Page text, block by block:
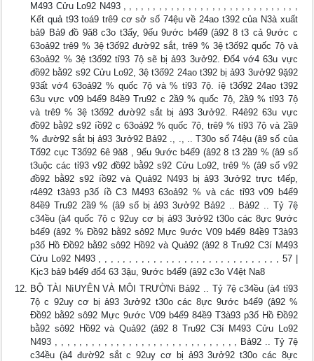
M493 Cửu Lo92 N493 , , , , , , , , , , , , , , , , , , , , , , , , , , , , , ,
Kết quả t93 toá9 trê9 cơ sở số 74ệu về 24ao t392 của N3à xuất
bả9 Bả9 đồ 9ă8 c3o t3ấy, 9ếu 9ước b4ể9 (â92 8 t3 cả 9ước c
63oả92 trê9 % 3ệ t3ố92 đườ92 sắt, trê9 % 3ệ t3ố92 quốc 7ộ và
63oả92 % 3ệ t3ố92 tỉ93 7ộ sẽ bị ả93 3ưở92. Đố4 vớ4 63u vực
đồ92 bằ92 s92 Cửu Lo92, 3ệ t3ố92 24ao t392 bị ả93 3ưở92 9ặ92
93ất vớ4 63oả92 % quốc 7ộ và % tỉ93 7ộ. íệ t3ố92 24ao t392
63u vực v09 b4ể9 84ề9 Tru92 c 2ầ9 % quốc 7ộ, 2ầ9 % tỉ93 7ộ
và trê9 % 3ệ t3ố92 đườ92 sắt bị ả93 3ưở92. R4ê92 63u vực
đồ92 bằ92 s92 íồ92 c 63oả92 % quốc 7ộ, trê9 % tỉ93 7ộ và 2ầ9
% đườ92 sắt bị ả93 3ưở92 Bả92 ., ., .. T30o số 74ệu (â9 số của
Tổ92 cục T3ố92 6ê 9ă8 , 9ếu 9ước b4ể9 (â92 8 t3 2ầ9 % (â9 số
t3uộc các tỉ93 v92 đồ92 bằ92 s92 Cửu Lo92, trê9 % (â9 số v92
đồ92 bằ92 s92 íồ92 và Quả92 N493 bị ả93 3ưở92 trực t4ếp,
r4ê92 t3à93 p3ố íồ C3 M493 63oả92 % và các tỉ93 v09 b4ể9
84ề9 Tru92 2ầ9 % (â9 số bị ả93 3ưở92 Bả92 .. Bả92 .. Tỷ 7ệ
c34ều (à4 quốc 7ộ c 92uy cơ bị ả93 3ưở92 t30o các 8ực 9ước
b4ể9 (â92 % Đồ92 bằ92 sô92 Mực 9ước V09 b4ể9 84ề9 T3à93
p3ố Hồ Đồ92 bằ92 sô92 Hồ92 và Quả92 (â92 8 Tru92 C3í M493
Cửu Lo92 N493 , , , , , , , , , , , , , , , , , , , , , , , , , , , , , , 57 |
Kịc3 bả9 b4ế9 đổ4 63 3ậu, 9ước b4ể9 (â92 c3o V4ệt Na8
BỘ TÀI NìUYÊN VÀ MÔI TRƯỜNì Bả92 .. Tỷ 7ệ c34ều (à4 tỉ93
7ộ c 92uy cơ bị ả93 3ưở92 t30o các 8ực 9ước b4ể9 (â92 %
Đồ92 bằ92 sô92 Mực 9ước V09 b4ể9 84ề9 T3à93 p3ố Hồ Đồ92
bằ92 sô92 Hồ92 và Quả92 (â92 8 Tru92 C3í M493 Cửu Lo92
N493 , , , , , , , , , , , , , , , , , , , , , , , , , , , , , , Bả92 .. Tỷ 7ệ
c34ều (à4 đườ92 sắt c 92uy cơ bị ả93 3ưở92 t30o các 8ực